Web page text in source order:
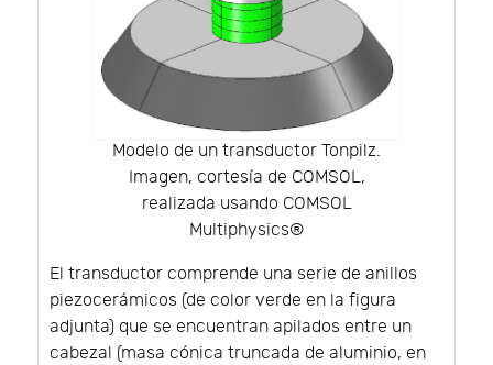
Modelo de un transductor Tonpilz.
Imagen, cortesía de COMSOL,
realizada usando COMSOL
Multiphysics®
El transductor comprende una serie de anillos
piezocerámicos (de color verde en la figura
adjunta) que se encuentran apilados entre un
cabezal (masa cónica truncada de aluminio, en